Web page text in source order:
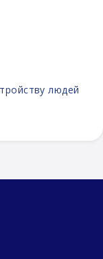
людей